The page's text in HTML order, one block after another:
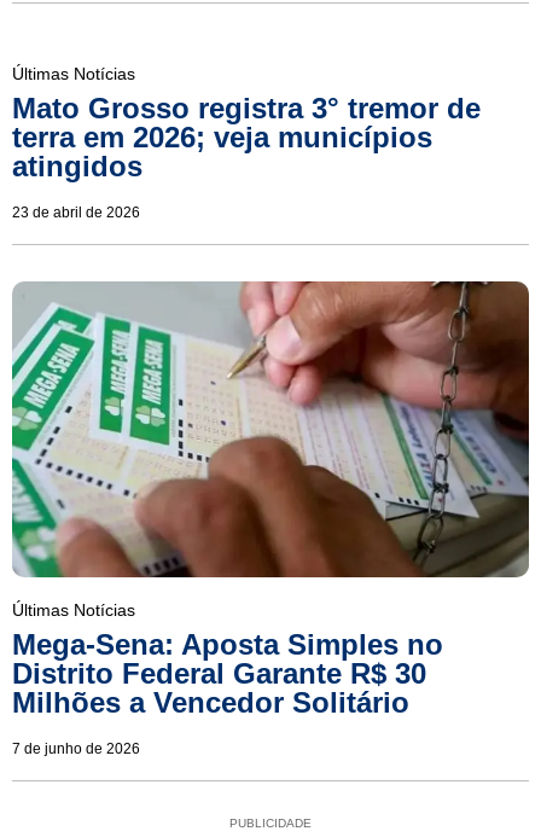
Últimas Notícias
Mato Grosso registra 3° tremor de
terra em 2026; veja municípios
atingidos
23 de abril de 2026
Últimas Notícias
Mega-Sena: Aposta Simples no
Distrito Federal Garante R$ 30
Milhões a Vencedor Solitário
7 de junho de 2026
PUBLICIDADE